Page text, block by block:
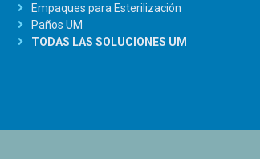
Empaques para Esterilización
Paños UM
TODAS LAS SOLUCIONES UM